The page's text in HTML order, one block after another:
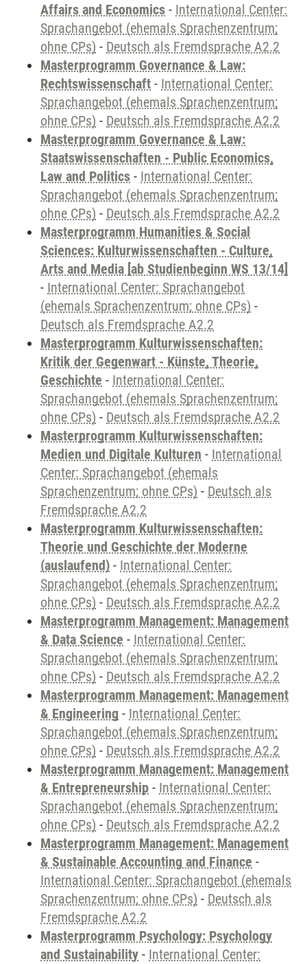
Affairs and Economics - International Center:
Sprachangebot (ehemals Sprachenzentrum;
ohne CPs) - Deutsch als Fremdsprache A2.2
Masterprogramm Governance & Law:
Rechtswissenschaft - International Center:
Sprachangebot (ehemals Sprachenzentrum;
ohne CPs) - Deutsch als Fremdsprache A2.2
Masterprogramm Governance & Law:
Staatswissenschaften - Public Economics,
Law and Politics - International Center:
Sprachangebot (ehemals Sprachenzentrum;
ohne CPs) - Deutsch als Fremdsprache A2.2
Masterprogramm Humanities & Social
Sciences: Kulturwissenschaften - Culture,
Arts and Media [ab Studienbeginn WS 13/14]
- International Center: Sprachangebot
(ehemals Sprachenzentrum; ohne CPs) -
Deutsch als Fremdsprache A2.2
Masterprogramm Kulturwissenschaften:
Kritik der Gegenwart - Künste, Theorie,
Geschichte - International Center:
Sprachangebot (ehemals Sprachenzentrum;
ohne CPs) - Deutsch als Fremdsprache A2.2
Masterprogramm Kulturwissenschaften:
Medien und Digitale Kulturen - International
Center: Sprachangebot (ehemals
Sprachenzentrum; ohne CPs) - Deutsch als
Fremdsprache A2.2
Masterprogramm Kulturwissenschaften:
Theorie und Geschichte der Moderne
(auslaufend) - International Center:
Sprachangebot (ehemals Sprachenzentrum;
ohne CPs) - Deutsch als Fremdsprache A2.2
Masterprogramm Management: Management
& Data Science - International Center:
Sprachangebot (ehemals Sprachenzentrum;
ohne CPs) - Deutsch als Fremdsprache A2.2
Masterprogramm Management: Management
& Engineering - International Center:
Sprachangebot (ehemals Sprachenzentrum;
ohne CPs) - Deutsch als Fremdsprache A2.2
Masterprogramm Management: Management
& Entrepreneurship - International Center:
Sprachangebot (ehemals Sprachenzentrum;
ohne CPs) - Deutsch als Fremdsprache A2.2
Masterprogramm Management: Management
& Sustainable Accounting and Finance -
International Center: Sprachangebot (ehemals
Sprachenzentrum; ohne CPs) - Deutsch als
Fremdsprache A2.2
Masterprogramm Psychology: Psychology
and Sustainability - International Center: